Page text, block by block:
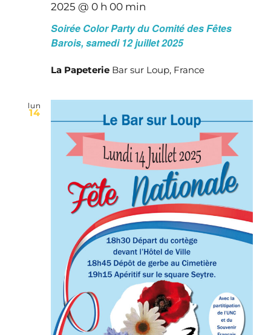
2025 @ 0 h 00 min
Soirée Color Party du Comité des Fêtes
Barois, samedi 12 juillet 2025
La Papeterie Bar sur Loup, France
lun
14